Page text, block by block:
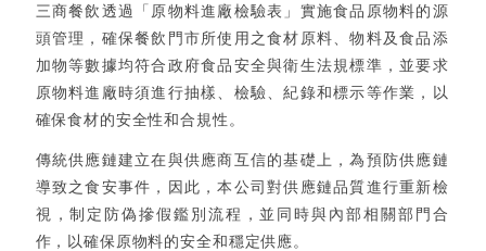
三商餐飲透過「原物料進廠檢驗表」實施食品原物料的源
頭管理，確保餐飲門市所使用之食材原料、物料及食品添
加物等數據均符合政府食品安全與衛生法規標準，並要求
原物料進廠時須進行抽樣、檢驗、紀錄和標示等作業，以
確保食材的安全性和合規性。
傳統供應鏈建立在與供應商互信的基礎上，為預防供應鏈
導致之食安事件，因此，本公司對供應鏈品質進行重新檢
視，制定防偽摻假鑑別流程，並同時與內部相關部門合
作，以確保原物料的安全和穩定供應。